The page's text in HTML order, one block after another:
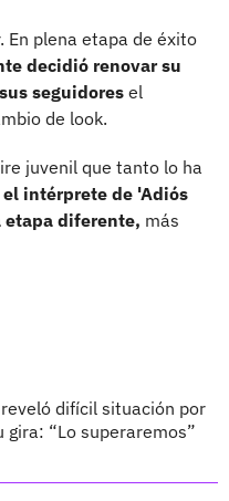
En plena etapa de éxito
decidió renovar su
seguidores el
de look.
juvenil que tanto lo ha
el intérprete de 'Adiós
etapa diferente, más
difícil situación por
gira: “Lo superaremos”